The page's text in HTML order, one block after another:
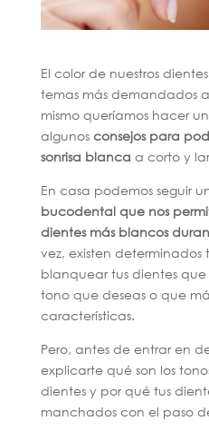
El color de nuestros
temas más demandados
mismo queríamos hacer
algunosconsejos para
sonrisa blanca a corto y
En casa podemos seguir
bucodental que nos
dientes más blancos
vez, existen
blanquear tus dientes
tono que deseas o que
características.
Pero, antes de entrar en
explicarte qué son los
dientes y por qué tus
manchados con el paso